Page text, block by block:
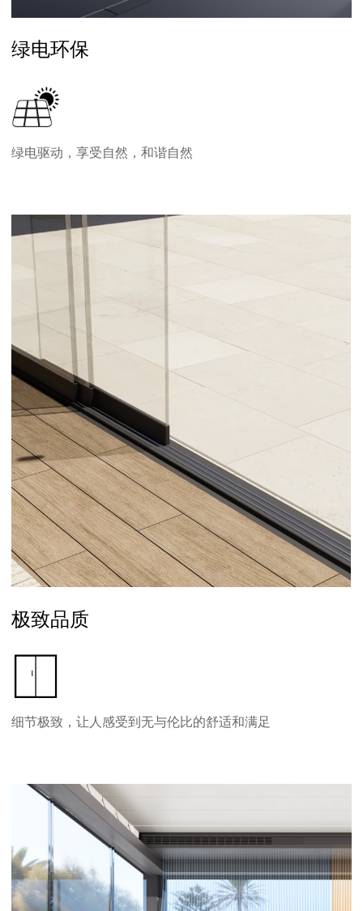
绿电环保
绿电驱动，享受自然，和谐自然
极致品质
细节极致，让人感受到无与伦比的舒适和满足